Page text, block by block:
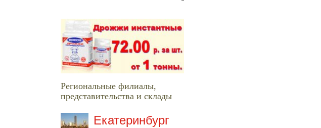
Региональные филиалы,
представительства и склады
Екатеринбург